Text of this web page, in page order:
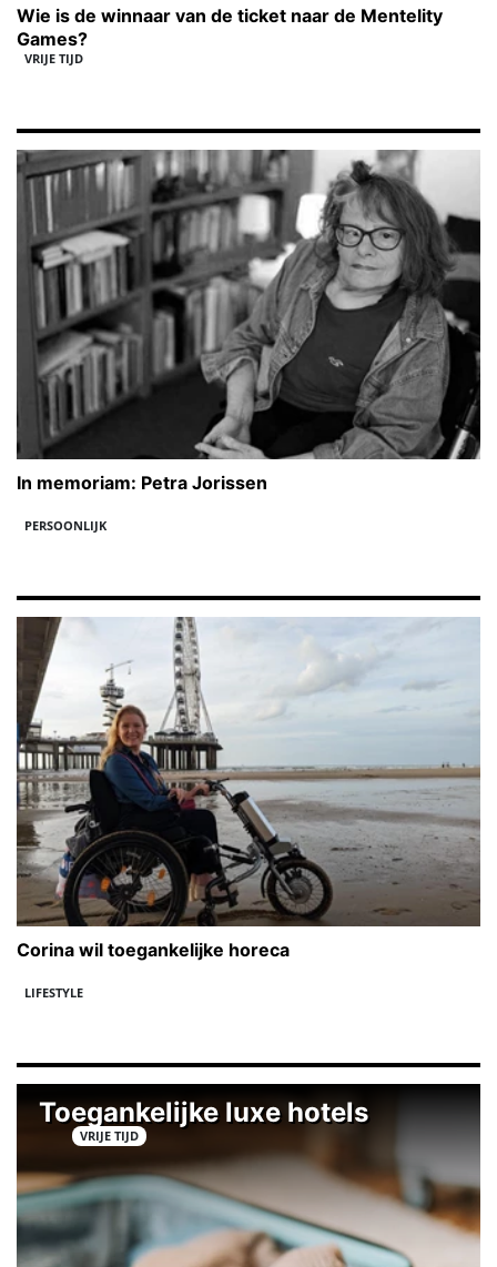
Wie is de winnaar van de ticket naar de Mentelity
Games?
VRIJE TIJD
In memoriam: Petra Jorissen
PERSOONLIJK
Corina wil toegankelijke horeca
LIFESTYLE
Toegankelijke luxe hotels
VRIJE TIJD